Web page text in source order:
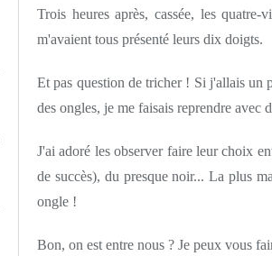
Trois heures après, cassée, les
m'avaient tous présenté leurs dix doigts.
Et pas question de tricher ! Si j'allais un
des ongles, je me faisais reprendre avec
J'ai adoré les observer faire leur choix
de succès), du presque noir... La plus
ongle !
Bon, on est entre nous ? Je peux vous